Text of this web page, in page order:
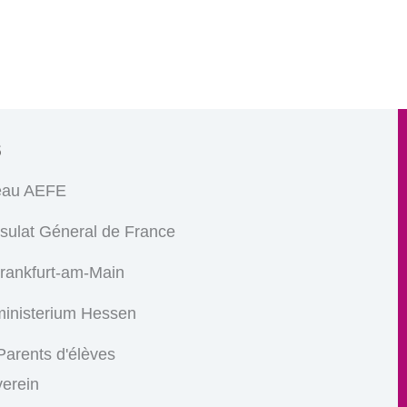
AEFE
Géneral de France
am-Main
Hessen
d'élèves